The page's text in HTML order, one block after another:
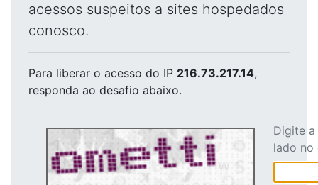
acessos suspeitos a sites hospedados
conosco.
Para liberar o acesso do IP 216.73.217.14,
responda ao desafio abaixo.
Digite
lado no